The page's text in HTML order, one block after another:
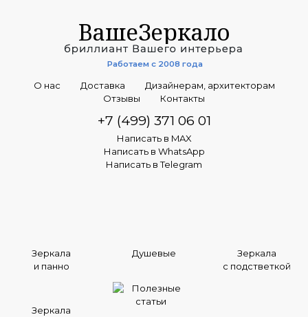
ВашеЗеркало
Работаем с 2008 года
О нас Доставка
Дизайнерам, архитекторам
Отзывы
Контакты
+7 (499) 371 06 01
Написать в MAX
Написать в WhatsApp
Написать в Telegram
Зеркала
и панно
Душевые
Зеркала
с подстветкой
Зеркала